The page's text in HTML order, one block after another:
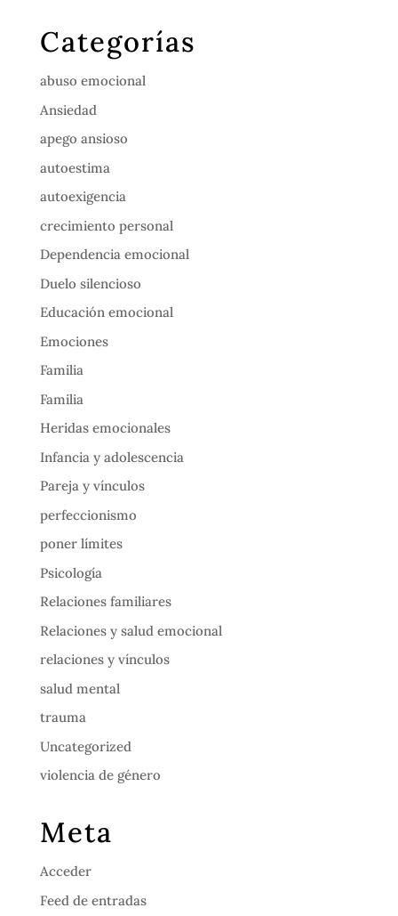
Categorías
abuso emocional
Ansiedad
apego ansioso
autoestima
autoexigencia
crecimiento personal
Dependencia emocional
Duelo silencioso
Educación emocional
Emociones
Familia
Familia
Heridas emocionales
Infancia y adolescencia
Pareja y vínculos
perfeccionismo
poner límites
Psicología
Relaciones familiares
Relaciones y salud emocional
relaciones y vínculos
salud mental
trauma
Uncategorized
violencia de género
Meta
Acceder
Feed de entradas